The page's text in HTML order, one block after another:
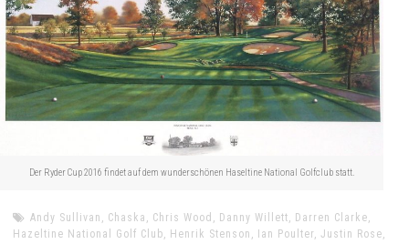
Der Ryder Cup 2016 findet auf dem wunderschönen Haseltine National Golfclub statt.
Andy Sullivan Chaska Chris Wood Danny Willett Darren Clarke
Hazeltine National Golf Club
Henrik Stenson Ian Poulter Justin Rose